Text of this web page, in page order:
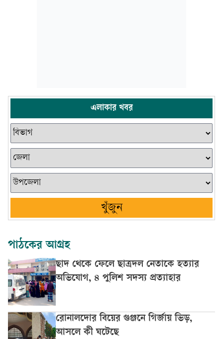
এলাকার খবর
খুঁজুন
পাঠকের আগ্রহ
ছাদ থেকে ফেলে ছাত্রদল নেতাকে হত্যার
অভিযোগ, ৪ পুলিশ সদস্য প্রত্যাহার
রোনালদোর বিয়ের গুঞ্জনে গির্জায় ভিড়,
আসলে কী ঘটেছে